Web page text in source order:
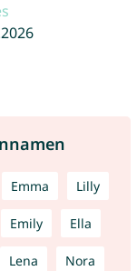
Emma Lilly
Emily Ella
Lena Nora